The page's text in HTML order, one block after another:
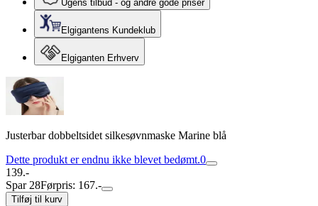
Ugens tilbud - og andre gode priser
Elgigantens Kundeklub
Elgiganten Erhverv
Justerbar dobbeltsidet silkesøvnmaske Marine blå
Dette produkt er endnu ikke blevet bedømt.0
139.-
Spar 28Førpris: 167.-
Tilføj til kurv